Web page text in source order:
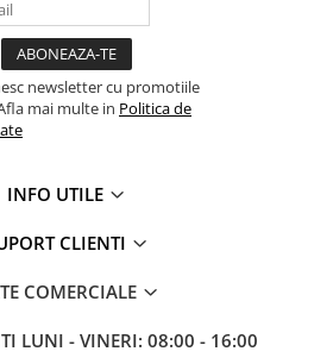
newsletter cu promotiile
mai multe in Politica de
INFO UTILE
CLIENTI
COMERCIALE
LUNI - VINERI: 08:00 - 16:00